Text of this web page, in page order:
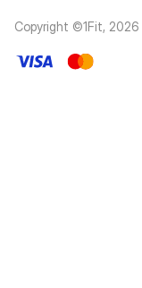
Copyright ©1Fit, 2026